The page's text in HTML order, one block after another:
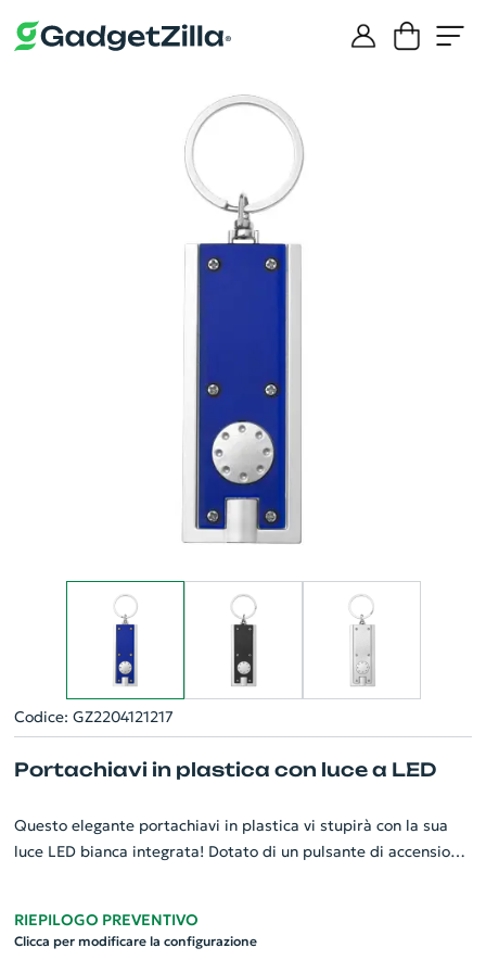
Codice: GZ2204121217
Portachiavi in plastica con luce a LED
Questo elegante portachiavi in plastica vi stupirà con la sua
luce LED bianca integrata! Dotato di un pulsante di accensione
in metallo resistente, garantendo una lunga durata. E la
RIEPILOGO PREVENTIVO
Clicca per modificare la configurazione